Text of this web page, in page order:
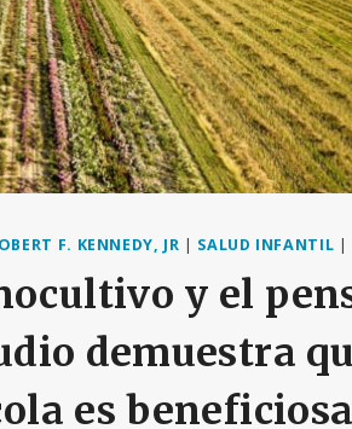
F. KENNEDY, JR | SALUD INFANTIL |
y el
demuestra
es